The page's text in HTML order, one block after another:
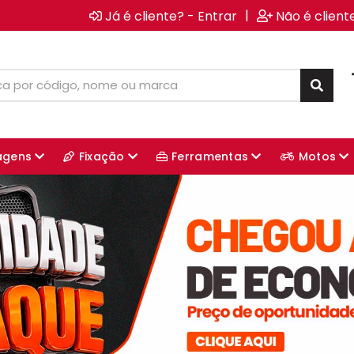
Já é cliente? - Entrar | Não é
Fixação Ferramentas Motos